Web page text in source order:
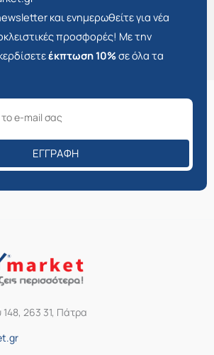
και ενημερωθείτε για νέα
προσφορές! Με την
έκπτωση 10%σε όλα τα
ΕΓΓΡΑΦΉ
263 31, Πάτρα